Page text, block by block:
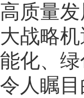
高质量
大战略
能化、
令人瞩目